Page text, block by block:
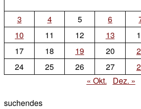
immer
3
4 5 6
10
11 12 13
17
18 19 20
24
25 26 27
« Okt.
Dez. »
suchendes